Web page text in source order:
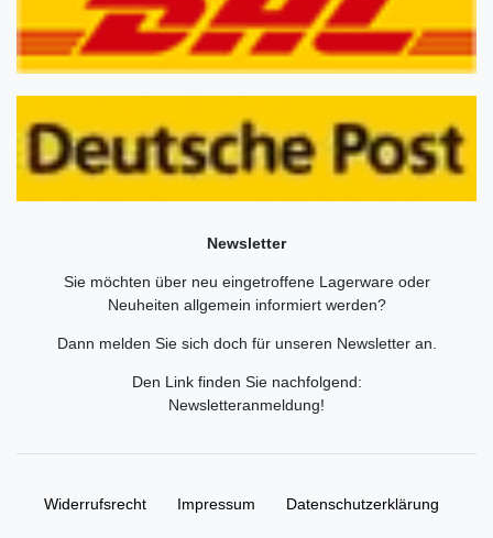
Newsletter
Sie möchten über neu eingetroffene Lagerware oder
Neuheiten allgemein informiert werden?
Dann melden Sie sich doch für unseren Newsletter an.
Den Link finden Sie nachfolgend:
Newsletteranmeldung!
Widerrufs­recht Impressum Daten­schutz­erklärung